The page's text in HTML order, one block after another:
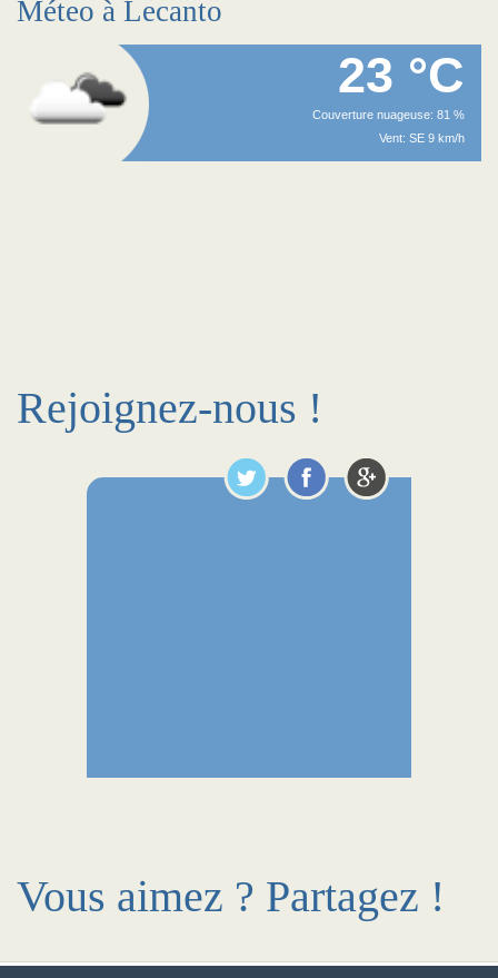
Méteo à Lecanto
23 °C
Couverture nuageuse: 81 %
Vent: SE 9 km/h
Rejoignez-nous !
Vous aimez ? Partagez !